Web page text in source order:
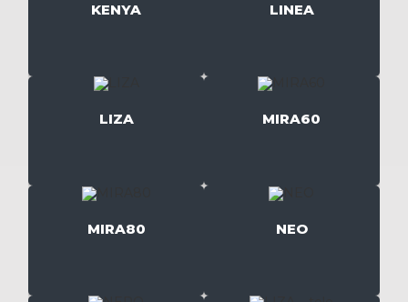
KENYA LINEA
LIZA MIRA60
MIRA80 NEO